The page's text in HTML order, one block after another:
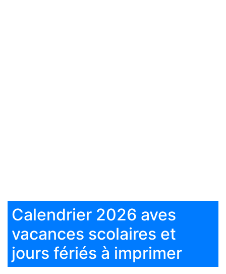
Calendrier 2026 aves
vacances scolaires et
jours fériés à imprimer